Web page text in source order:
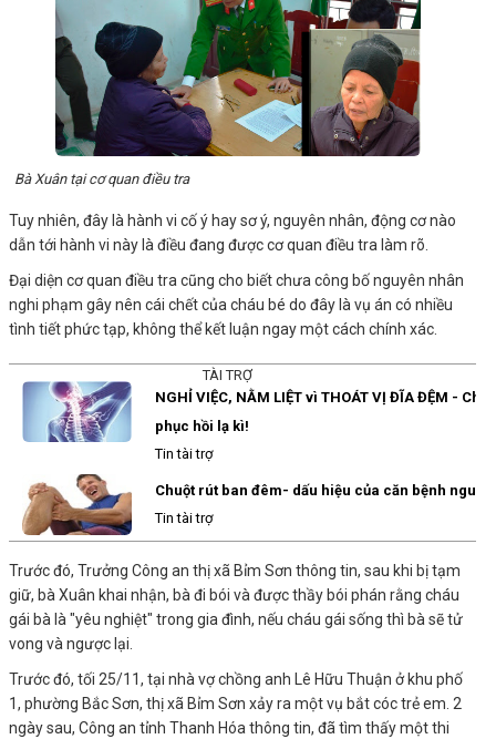
Bà Xuân tại cơ quan điều tra
Tuy nhiên, đây là hành vi cố ý hay sơ ý, nguyên nhân, động cơ nào
dẫn tới hành vi này là điều đang được cơ quan điều tra làm rõ.
Đại diện cơ quan điều tra cũng cho biết chưa công bố nguyên nhân
nghi phạm gây nên cái chết của cháu bé do đây là vụ án có nhiều
tình tiết phức tạp, không thể kết luận ngay một cách chính xác.
TÀI TRỢ
NGHỈ VIỆC, NẰM LIỆT vì THOÁT VỊ ĐĨA ĐỆM - Chị
phục hồi lạ kì!
Tin tài trợ
Chuột rút ban đêm- dấu hiệu của căn bệnh nguy
Tin tài trợ
Trước đó, Trưởng Công an thị xã Bỉm Sơn thông tin, sau khi bị tạm
giữ, bà Xuân khai nhận, bà đi bói và được thầy bói phán rằng cháu
gái bà là "yêu nghiệt" trong gia đình, nếu cháu gái sống thì bà sẽ tử
vong và ngược lại.
Trước đó, tối 25/11, tại nhà vợ chồng anh Lê Hữu Thuận ở khu phố
1, phường Bắc Sơn, thị xã Bỉm Sơn xảy ra một vụ bắt cóc trẻ em. 2
ngày sau, Công an tỉnh Thanh Hóa thông tin, đã tìm thấy một thi